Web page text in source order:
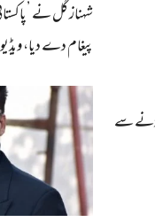
شہناز گل نے
پیغام دے دیا،
سے